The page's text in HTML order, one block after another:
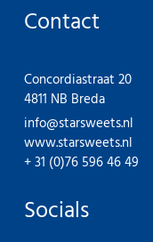
Contact
Concordiastraat 20
4811 NB Breda
info@starsweets.nl
www.starsweets.nl
+ 31 (0)76 596 46 49
Socials